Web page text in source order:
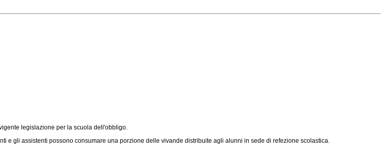
legislazione per la scuola dell'obbligo.
gli assistenti possono consumare una porzione delle vivande distribuite agli alunni in sede di refezione scolastica.